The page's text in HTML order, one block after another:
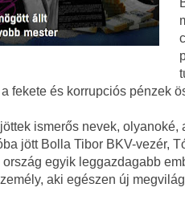
fekete és korrupciós pénzek
ismerős nevek,
jött Bolla Tibor BKV-vezér,
egyik leggazdagabb
aki egészen új